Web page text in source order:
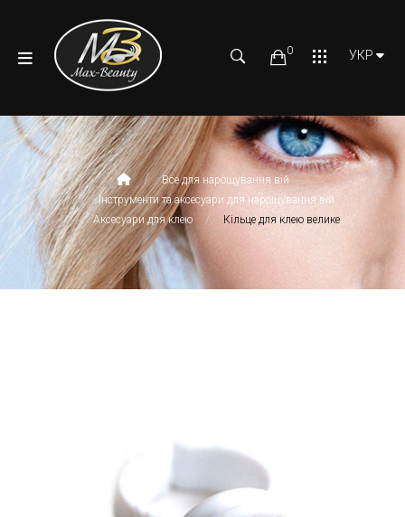
0 УКР
Все для нарощування вій
Інструменти та аксесуари для нарощування вій
Аксесуари для клею
Кільце для клею велике